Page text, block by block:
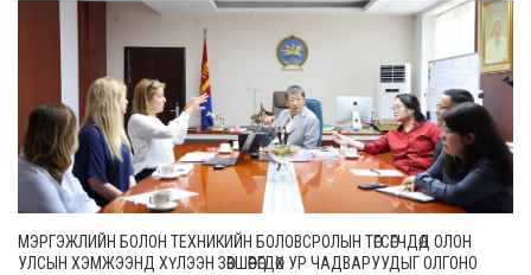
МЭРГЭЖЛИЙН БОЛОН ТЕХНИКИЙН БОЛОВСРОЛЫН ТӨГСӨГЧДӨД ОЛОН
УЛСЫН ХЭМЖЭЭНД ХҮЛЭЭН ЗӨВШӨӨРӨГДӨХ УР ЧАДВАРУУДЫГ ОЛГОНО